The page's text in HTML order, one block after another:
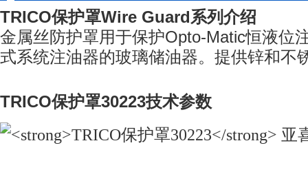
TRICO保护罩Wire Guard系列介绍
金属丝防护罩用于保护Opto-Matic恒液位
式系统注油器的玻璃储油器。提供锌和不
TRICO保护罩30223技术参数